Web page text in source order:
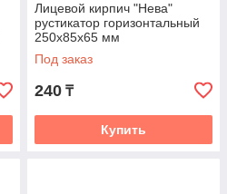
Лицевой кирпич "Нева"
рустикатор горизонтальный
250x85x65 мм
Под заказ
240 ₸
Купить